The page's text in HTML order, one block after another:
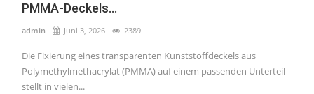
PMMA-Deckels...
admin Juni 3, 2026 2389
Die Fixierung eines transparenten Kunststoffdeckels aus
Polymethylmethacrylat (PMMA) auf einem passenden Unterteil
stellt in vielen...